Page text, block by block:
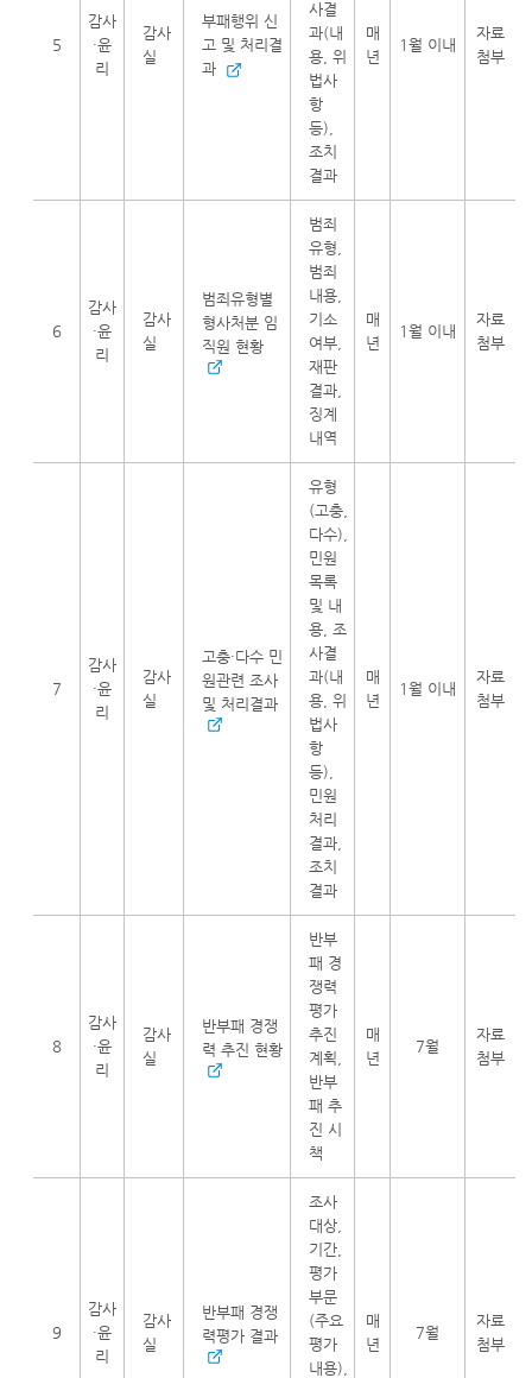
5
감사
·윤
리
감사
실
부패행위 신
고 및 처리결
과
사결
과(내
용, 위
법사
항
등),
조치
결과
매
년
1월 이내
자료
첨부
6
감사
·윤
리
감사
실
범죄유형별
형사처분 임
직원 현황
범죄
유형,
범죄
내용,
기소
여부,
재판
결과,
징계
내역
매
년
1월 이내
자료
첨부
7
감사
·윤
리
감사
실
고충·다수 민
원관련 조사
및 처리결과
유형
(고충,
다수),
민원
목록
및 내
용, 조
사결
과(내
용, 위
법사
항
등),
민원
처리
결과,
조치
결과
매
년
1월 이내
자료
첨부
8
감사
·윤
리
감사
실
반부패 경쟁
력 추진 현황
반부
패 경
쟁력
평가
추진
계획,
반부
패 추
진 시
책
매
년
7월
자료
첨부
9
감사
·윤
리
감사
실
반부패 경쟁
력평가 결과
조사
대상,
기간,
평가
부문
(주요
평가
내용),
매
년
7월
자료
첨부